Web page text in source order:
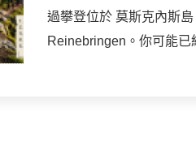
過攀登位於 莫斯克內斯
Reinebringen。你可能已